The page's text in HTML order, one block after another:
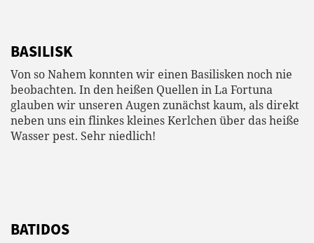
BASILISK
Von so Nahem konnten wir einen Basilisken noch nie
beobachten. In den heißen Quellen in La Fortuna
glauben wir unseren Augen zunächst kaum, als direkt
neben uns ein flinkes kleines Kerlchen über das heiße
Wasser pest. Sehr niedlich!
BATIDOS